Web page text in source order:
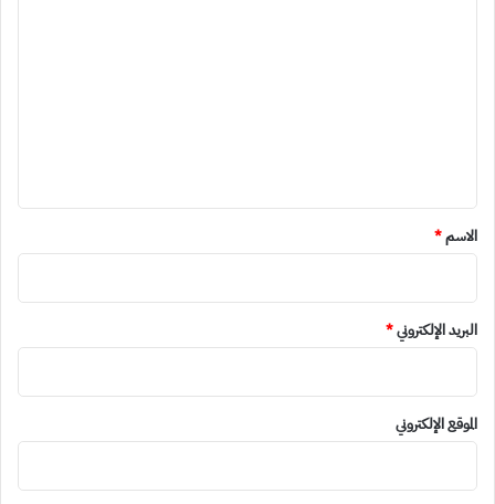
*
الاسم*
البريد الإلكتروني*
الموقع الإلكتروني